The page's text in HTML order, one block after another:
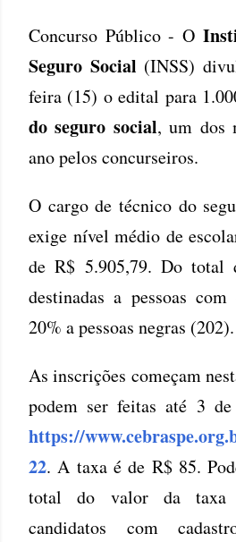
Concurso Público - O
Seguro Social (INSS)
feira (15) o edital para
do seguro social, um dos
ano pelos concurseiros.
O cargo de técnico do
exige nível médio de
de R$ 5.905,79. Do total
destinadas a pessoas
20% a pessoas negras (202).
As inscrições começam
podem ser feitas até 3
https://
22. A taxa é de R$ 85.
total do valor da taxa
candidatos com